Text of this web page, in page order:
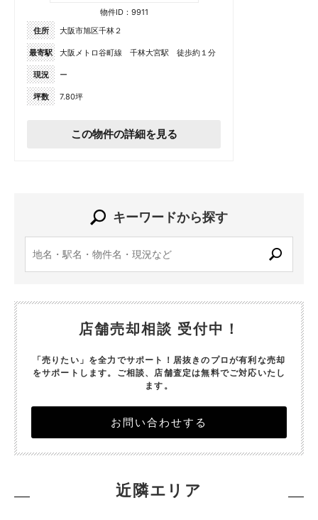
物件ID：9911
住所
大阪市旭区千林２
最寄駅 大阪メトロ谷町線 千林大宮駅 徒歩約１分
現況 ー
坪数 7.80坪
この物件の詳細を見る
キーワードから探す
店舗売却相談 受付中！
「売りたい」を全力でサポート！居抜きのプロが有利な売却
をサポートします。 ご相談、店舗査定は無料でご対応いたし
ます。
お問い合わせする
近隣エリア